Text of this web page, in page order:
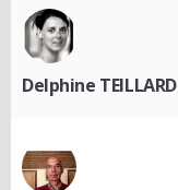
Delphine TEILLARD